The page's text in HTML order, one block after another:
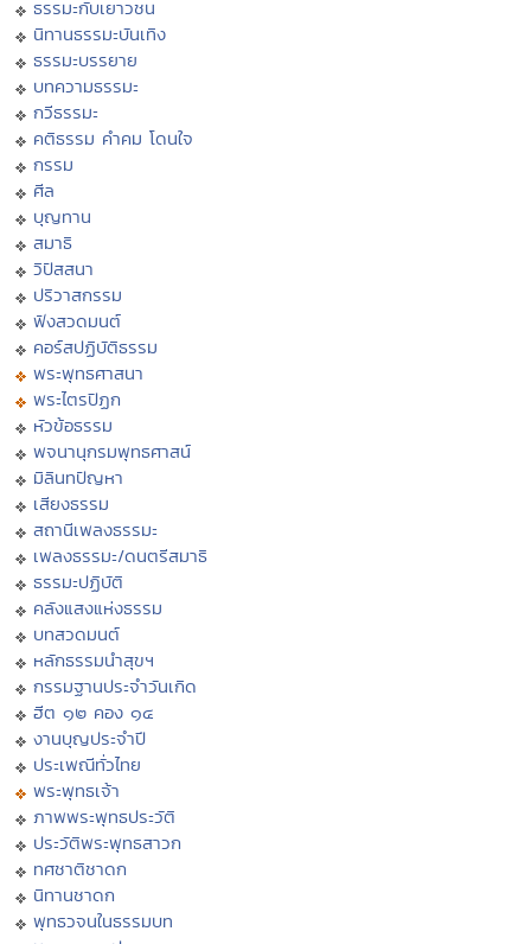
ธรรมะกับเยาวชน
นิทานธรรมะบันเทิง
ธรรมะบรรยาย
บทความธรรมะ
กวีธรรมะ
คติธรรม คำคม โดนใจ
กรรม
ศีล
บุญทาน
สมาธิ
วิปัสสนา
ปริวาสกรรม
ฟังสวดมนต์
คอร์สปฏิบัติธรรม
พระพุทธศาสนา
พระไตรปิฏก
หัวข้อธรรม
พจนานุกรมพุทธศาสน์
มิลินทปัญหา
เสียงธรรม
สถานีเพลงธรรมะ
เพลงธรรมะ/ดนตรีสมาธิ
ธรรมะปฏิบัติ
คลังแสงแห่งธรรม
บทสวดมนต์
หลักธรรมนำสุขฯ
กรรมฐานประจำวันเกิด
ฮีต ๑๒ คอง ๑๔
งานบุญประจำปี
ประเพณีทั่วไทย
พระพุทธเจ้า
ภาพพระพุทธประวัติ
ประวัติพระพุทธสาวก
ทศชาติชาดก
นิทานชาดก
พุทธวจนในธรรมบท